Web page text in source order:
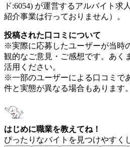
ド:6054) が運営するアルバイト求
紹介事業は行っておりません）。
投稿された口コミについて
※実際に応募したユーザーが当時
観的なご意見・ご感想です。あく
活用ください。
※一部のユーザーによる口コミで
件と実態が異なる場合もあります。
はじめに職業を教えてね！
ぴったりなバイトを見つけやすく